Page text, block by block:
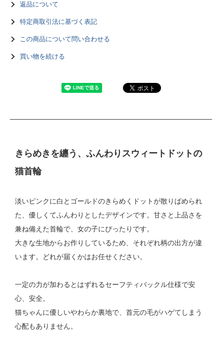
返品について
特定商取引法に基づく表記
この商品について問い合わせる
買い物を続ける
きらめきを纏う、ふんわりスウィートドットの
猫首輪
淡いピンクに白とゴールドのきらめくドットが散りばめられ
た、優しくてふんわりとしたデザインです。甘さと上品さを
兼ね備えた首輪で、女の子にぴったりです。
大きな生地からお作りしているため、それぞれ柄の出方が違
います。どれが届くかはお任せください。
一定の力が加わるとはずれるセーフティバックル仕様で安
心、安全。
猫ちゃんに優しいやわらか裏地で、首元の毛がハゲてしまう
心配もありません。